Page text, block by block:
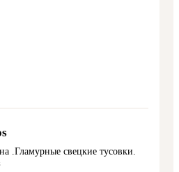
.Гламурные свецкие тусовки.